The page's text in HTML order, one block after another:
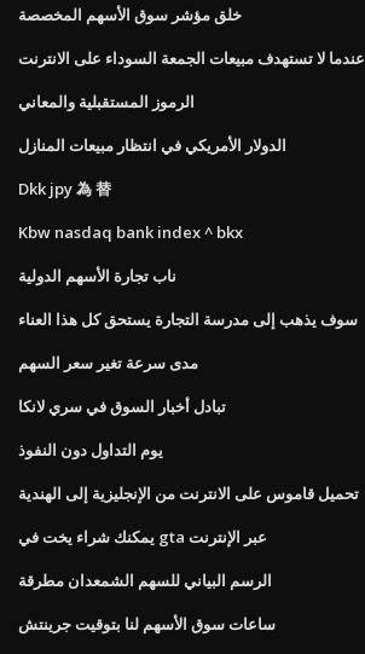
خلق مؤشر سوق الأسهم المخصصة
عندما لا تستهدف مبيعات الجمعة السوداء على الانترنت
الرموز المستقبلية والمعاني
الدولار الأمريكي في انتظار مبيعات المنازل
Dkk jpy 為 替
Kbw nasdaq bank index ^ bkx
ناب تجارة الأسهم الدولية
سوف يذهب إلى مدرسة التجارة يستحق كل هذا العناء
مدى سرعة تغير سعر السهم
تبادل أخبار السوق في سري لانكا
يوم التداول دون النفوذ
تحميل قاموس على الانترنت من الإنجليزية إلى الهندية
يمكنك شراء يخت في gta عبر الإنترنت
الرسم البياني للسهم الشمعدان مطرقة
ساعات سوق الأسهم لنا بتوقيت جرينتش